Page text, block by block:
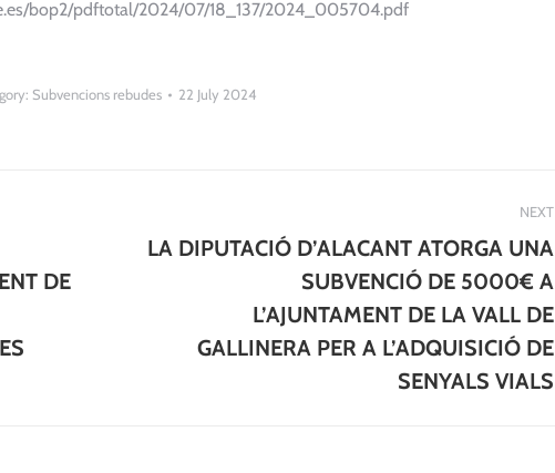
bop2/pdftotal/2024/07/18_137/2024_005704.pdf
Subvencions rebudes 22 July 2024
DE
NEXT
LA DIPUTACIÓ D’ALACANT ATORGA UNA
SUBVENCIÓ DE 5000€ A
L’AJUNTAMENT DE LA VALL DE
GALLINERA PER A L’ADQUISICIÓ DE
SENYALS VIALS